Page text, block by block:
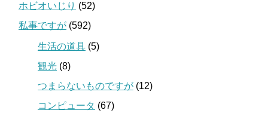
ホビオいじり (52)
私事ですが (592)
生活の道具 (5)
観光 (8)
つまらないものですが (12)
コンピュータ (67)